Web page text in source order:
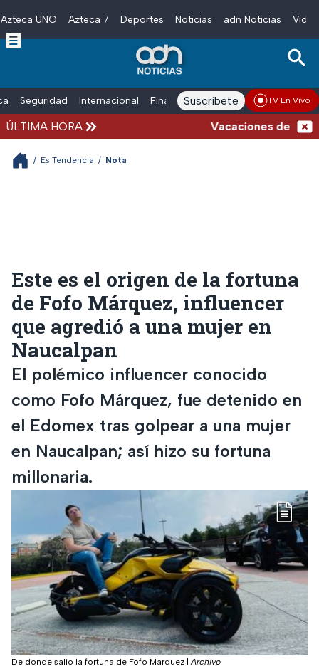
Skip to main content
Azteca UNO Azteca 7 Deportes Noticias adn Noticias
Seguridad Internacional Finanzas adn Noticias Radio
Suscríbete TV En Vivo
ÚLTIMA HORA Vacaciones de
/ Es Tendencia / Nota
Este es el origen de la fortuna
de Fofo Márquez, influencer
que agredió a una mujer en
Naucalpan
El polémico influencer conocido
como Fofo Márquez, fue detenido en
el Edomex tras golpear a una mujer
en Naucalpan; así hizo su fortuna
millonaria.
De donde salio la fortuna de Fofo Marquez |Archivo